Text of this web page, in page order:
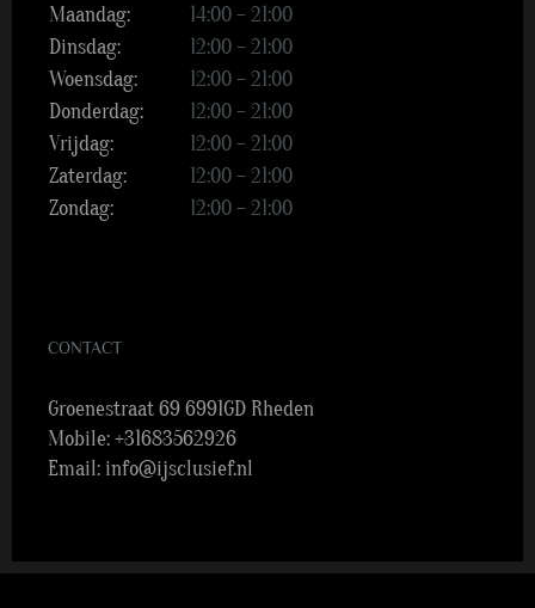
Maandag:
14:00 – 21:00
Dinsdag:
12:00 – 21:00
Woensdag:
12:00 – 21:00
Donderdag:
12:00 – 21:00
Vrijdag:
12:00 – 21:00
Zaterdag:
12:00 – 21:00
Zondag:
12:00 – 21:00
CONTACT
Groenestraat 69 6991GD Rheden
Mobile:+31683562926
Email: info@ijsclusief.nl